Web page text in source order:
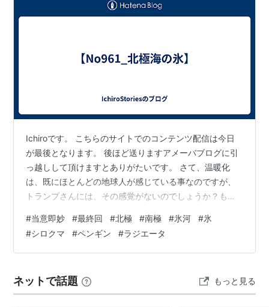
Ichiroです。 こちらのサイトでのコンテンツ配信は今日
が最後となります。 後ほど送りますアメーバブログに引
っ越しして頂けますとありがたいです。 さて、温暖化
は、既にほとんどの地球人が感じている事なのですが、
トランプさんには、その感覚がないのでしょうか？もし
はない、と本当に考えているのでしょうか？なぜに、こ
の「人を認めず、自分は間違っていなくて、自分が最優
先の人」が米国大統領なの..？と、思う日本人のなんと多
現実問題として温暖化は進んでいますよね。そんな中で
も衝撃的なニュースがありま…
#当意即妙 #最終回 #北極 #南極 #氷河 #氷
#シロクマ #ペンギン #ラジエータ
ネットで話題 もっと見る